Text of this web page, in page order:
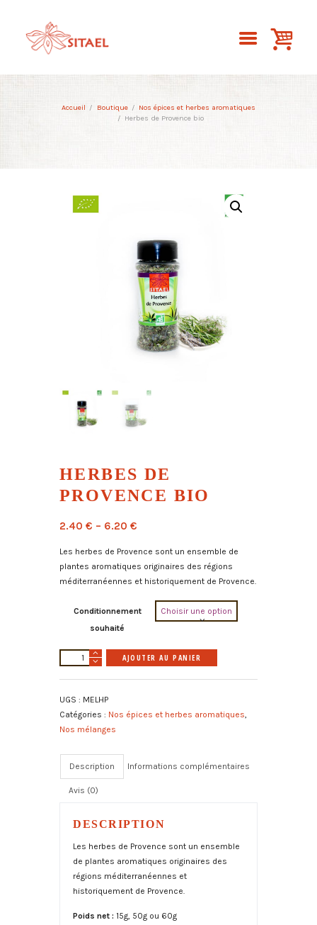
Accueil Boutique
Nos épices et herbes aromatiques
Herbes de Provence bio
HERBES DE
PROVENCE BIO
2.40 € – 6.20 €
Les herbes de Provence sont un ensemble de
plantes aromatiques originaires des régions
méditerranéennes et historiquement de Provence.
Conditionnement
souhaité
quantité
de
Provence
bio
AJOUTER AU PANIER
r
UGS : MELHP
Catégories : Nos épices et herbes aromatiques,
Nos mélanges
Description Informations complémentaires
Avis (0)
DESCRIPTION
Les herbes de Provence sont un ensemble
de plantes aromatiques originaires des
régions méditerranéennes et
historiquement de Provence.
Poids net : 15g, 50g ou 60g